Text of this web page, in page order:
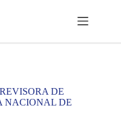
DE
NACIONAL DE